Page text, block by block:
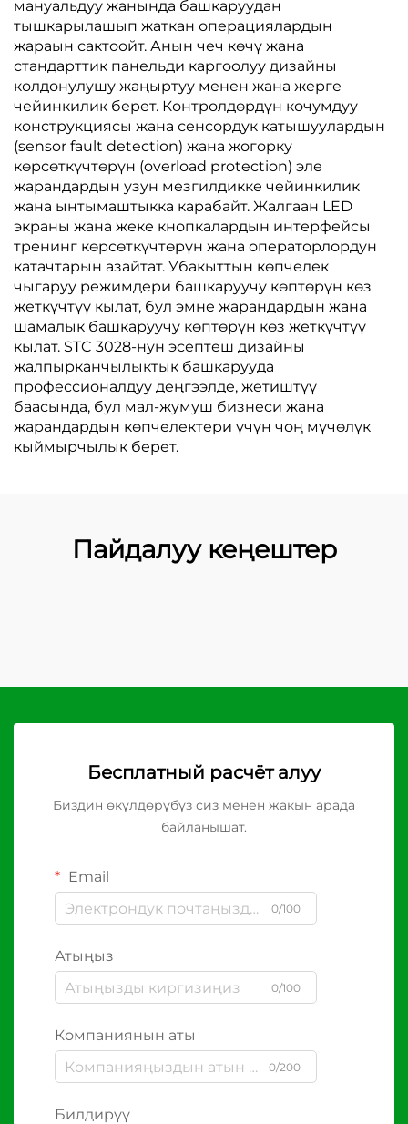
мануальдуу жанында башкаруудан
тышкарылашып жаткан операциялардын
жараын сактоойт. Анын чеч көчү жана
стандарттик панельди каргоолуу дизайны
колдонулушу жаңыртуу менен жана жерге
чейинкилик берет. Контролдөрдүн кочумдуу
конструкциясы жана сенсордук катышуулардын
(sensor fault detection) жана жогорку
көрсөткүчтөрүн (overload protection) эле
жарандардын узун мезгилдикке чейинкилик
жана ынтымаштыкка карабайт. Жалгаан LED
экраны жана жеке кнопкалардын интерфейсы
тренинг көрсөткүчтөрүн жана операторлордун
катачтарын азайтат. Убакыттын көпчелек
чыгаруу режимдери башкаруучу көптөрүн көз
жеткүчтүү кылат, бул эмне жарандардын жана
шамалык башкаруучу көптөрүн көз жеткүчтүү
кылат. STC 3028-нун эсептеш дизайны
жалпырканчылыктык башкарууда
профессионалдуу деңгээлде, жетиштүү
баасында, бул мал-жумуш бизнеси жана
жарандардын көпчелектери үчүн чоң мүчөлүк
кыймырчылык берет.
Пайдалуу кеңештер
Бесплатный расчёт алуу
Биздин өкүлдөрүбүз сиз менен жакын арада
байланышат.
Email
0/100
Атыңыз
0/100
Компаниянын аты
0/200
Билдирүү